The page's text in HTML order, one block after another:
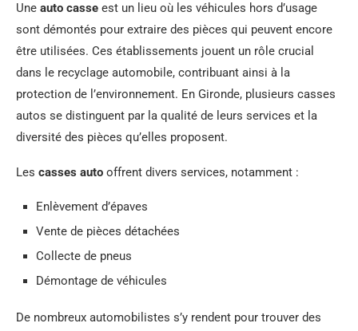
Une auto casse est un lieu où les véhicules hors d’usage
sont démontés pour extraire des pièces qui peuvent encore
être utilisées. Ces établissements jouent un rôle crucial
dans le recyclage automobile, contribuant ainsi à la
protection de l’environnement. En Gironde, plusieurs casses
autos se distinguent par la qualité de leurs services et la
diversité des pièces qu’elles proposent.
Les casses auto offrent divers services, notamment :
Enlèvement d’épaves
Vente de pièces détachées
Collecte de pneus
Démontage de véhicules
De nombreux automobilistes s’y rendent pour trouver des